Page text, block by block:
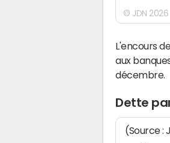
© JDN 2026
L'encours
aux
décembre.
Dette
(Source :